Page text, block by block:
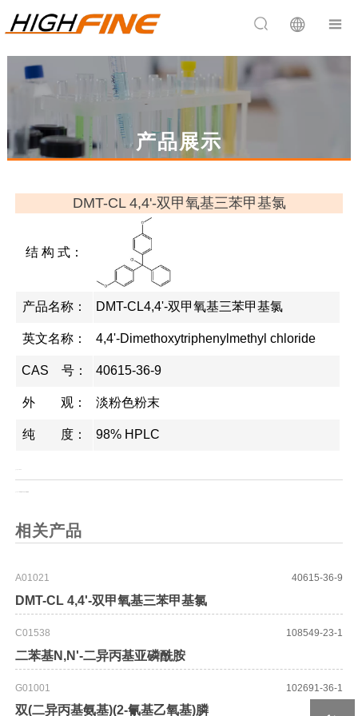
 
产品展示
DMT-CL 4,4'-双甲氧基三苯甲基氯
结 构 式：
产品名称： DMT-CL4,4'-双甲氧基三苯甲基氯
英文名称： 4,4'-Dimethoxytriphenylmethyl chloride
CAS 号： 40615-36-9
外 观： 淡粉色粉末
纯 度： 98% HPLC
相关产品
A01021
DMT-CL 4,4'-双甲氧基三苯甲基氯
40615-36-9
C01538
二苯基N,N'-二异丙基亚磷酰胺
108549-23-1
G01001
双(二异丙基氨基)(2-氰基乙氧基)膦
102691-36-1